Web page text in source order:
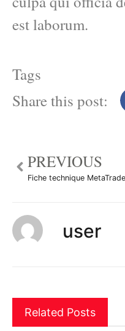
est laborum.
Tags
Share this post:
PREVIOUS
user
Related Posts